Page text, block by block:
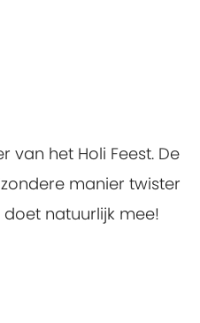
van het Holi Feest. De
manier twister
doet natuurlijk mee!